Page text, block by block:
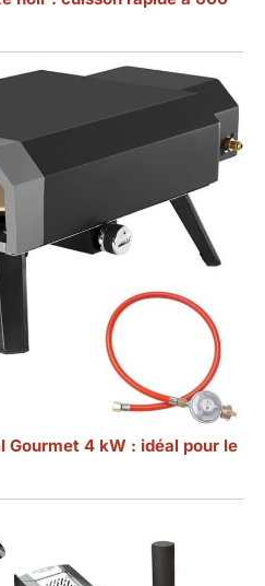
Gourmet 4 kW : idéal pour le